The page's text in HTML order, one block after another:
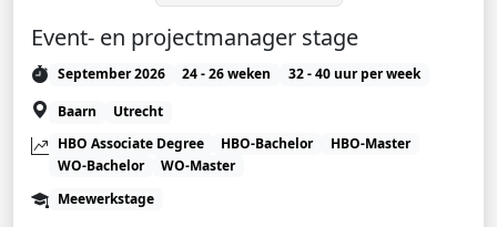
Event- en projectmanager stage
September 2026 24 - 26 weken
32 - 40 uur per week
Baarn
Utrecht
HBO Associate Degree
HBO-Bachelor
HBO-Master
WO-Bachelor
WO-Master
Meewerkstage